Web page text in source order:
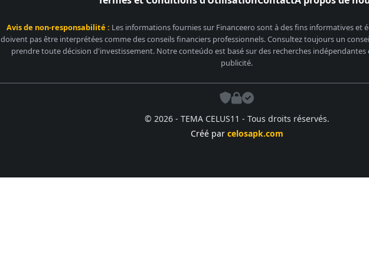
Avis de non-responsabilité : Les informations fournies sur Financeero sont à des fins informatives et
doivent pas être interprétées comme des conseils financiers professionnels. Consultez toujours un
prendre toute décision d'investissement. Notre conteúdo est basé sur des recherches indépendantes
publicité.
© 2026 - TEMA CELUS11 - Tous droits réservés.
Créé par celosapk.com